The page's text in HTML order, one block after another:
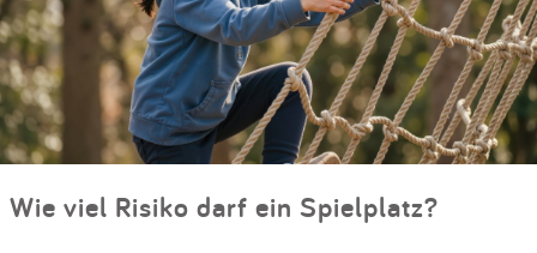
Wie viel Risiko darf ein Spielplatz?